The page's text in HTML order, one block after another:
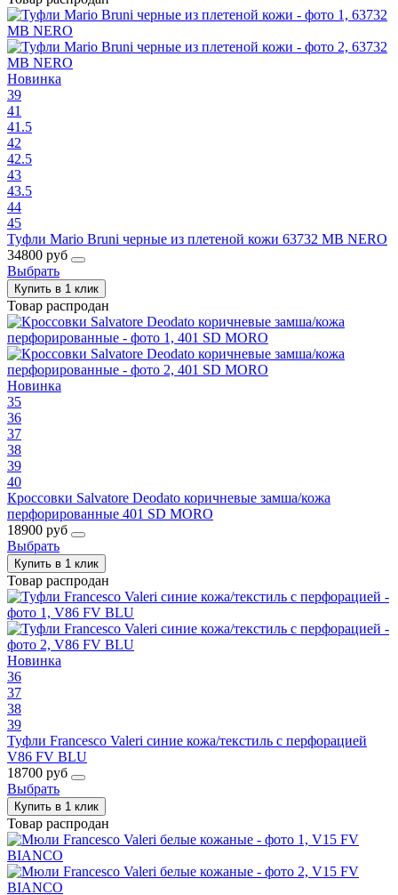
Новинка
39
41
41.5
42
42.5
43
43.5
44
45
Туфли Mario Bruni черные из плетеной кожи 63732 MB NERO
34800 руб
Выбрать
Купить в 1 клик
Товар распродан
Новинка
35
36
37
38
39
40
Кроссовки Salvatore Deodato коричневые замша/кожа
перфорированные 401 SD MORO
18900 руб
Выбрать
Купить в 1 клик
Товар распродан
Новинка
36
37
38
39
Туфли Francesco Valeri синие кожа/текстиль с перфорацией
V86 FV BLU
18700 руб
Выбрать
Купить в 1 клик
Товар распродан